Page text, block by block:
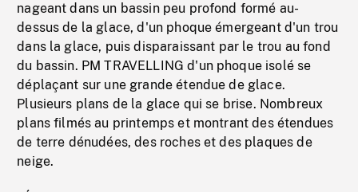
nageant dans un bassin peu profond formé au-
dessus de la glace, d'un phoque émergeant d'un trou
dans la glace, puis disparaissant par le trou au fond
du bassin. PM TRAVELLING d'un phoque isolé se
déplaçant sur une grande étendue de glace.
Plusieurs plans de la glace qui se brise. Nombreux
plans filmés au printemps et montrant des étendues
de terre dénudées, des roches et des plaques de
neige.